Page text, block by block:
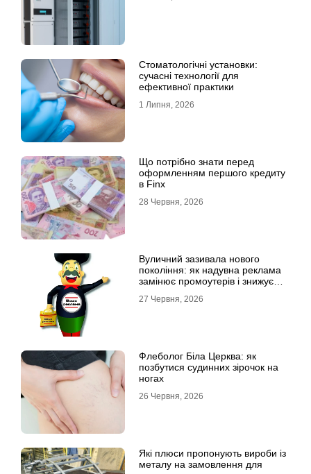
Стоматологічні установки:
сучасні технології для
ефективної практики
1 Липня, 2026
Що потрібно знати перед
оформленням першого кредиту
в Finx
28 Червня, 2026
Вуличний зазивала нового
покоління: як надувна реклама
замінює промоутерів і знижує
27 Червня, 2026
Флеболог Біла Церква: як
позбутися судинних зірочок на
ногах
26 Червня, 2026
Які плюси пропонують вироби із
металу на замовлення для